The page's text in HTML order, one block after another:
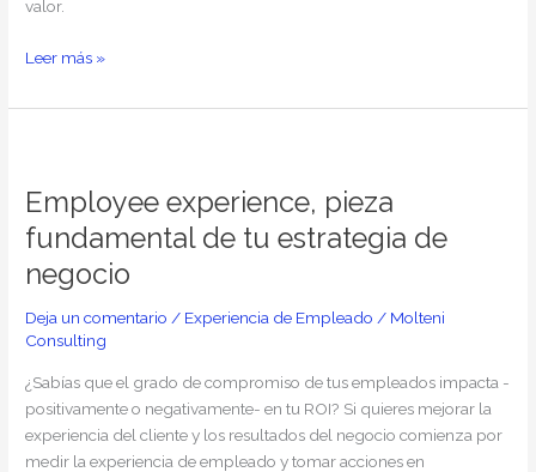
valor.
Leer más »
Employee experience, pieza
fundamental de tu estrategia de
negocio
Deja un comentario / Experiencia de Empleado / Molteni
Consulting
¿Sabías que el grado de compromiso de tus empleados impacta -
positivamente o negativamente- en tu ROI? Si quieres mejorar la
experiencia del cliente y los resultados del negocio comienza por
medir la experiencia de empleado y tomar acciones en
pieza
fundamental
de
tu
de